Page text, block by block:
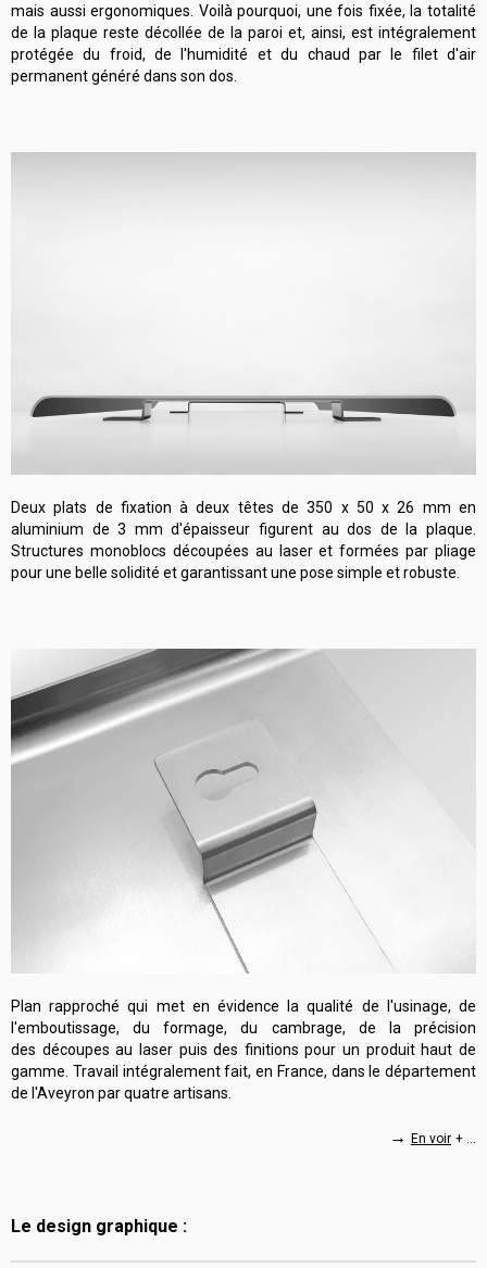
mais aussi ergonomiques. Voilà pourquoi, une fois fixée, la totalité
de la plaque reste décollée de la paroi et, ainsi, est intégralement
protégée du froid, de l'humidité et du chaud par le filet d'air
permanent généré dans son dos.
Deux plats de fixation à deux têtes de 350 x 50 x 26 mm en
aluminium de 3 mm d'épaisseur figurent au dos de la plaque.
Structures monoblocs découpées au laser et formées par pliage
pour une belle solidité et garantissant une pose simple et robuste.
Plan rapproché qui met en évidence la qualité de l'usinage, de
l'emboutissage, du formage, du cambrage, de la précision
des découpes au laser puis des finitions pour un produit haut de
gamme. Travail intégralement fait, en France, dans le département
de l'Aveyron par quatre artisans.
→ En voir + ..
Le design graphique :